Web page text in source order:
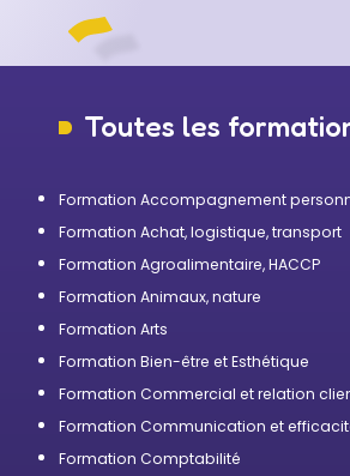
Toutes les
Formation Accompagnement
Formation Achat, logistique, transport
Formation Agroalimentaire, HACCP
Formation Animaux, nature
Formation Arts
Formation Bien-être et Esthétique
Formation Commercial et relation
Formation Communication et
Formation Comptabilité